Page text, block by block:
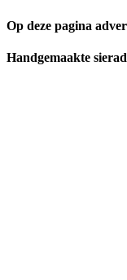
Op deze pagina
Handgemaakte